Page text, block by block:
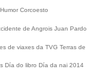
Humor Corcoesto
de Angrois Juan Pardo
de viaxes da TVG Terras de
Día do libro Día da nai 2014